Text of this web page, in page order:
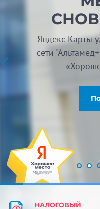
Яндекс Карты
сети
НАЛОГОВЫЙ